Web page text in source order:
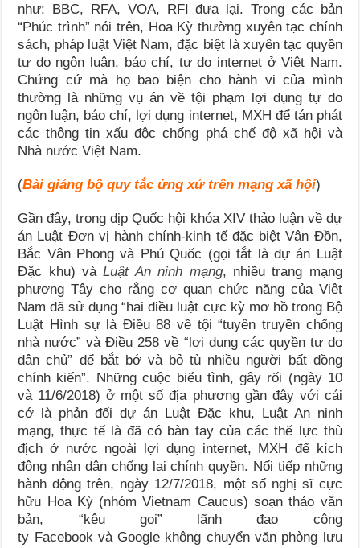
như: BBC, RFA, VOA, RFI đưa lại. Trong các bản
“Phúc trình” nói trên, Hoa Kỳ thường xuyên tạc chính
sách, pháp luật Việt Nam, đặc biệt là xuyên tạc quyền
tự do ngôn luận, báo chí, tự do internet ở Việt Nam.
Chứng cứ mà họ bao biện cho hành vi của mình
thường là những vụ án về tội phạm lợi dụng tự do
ngôn luận, báo chí, lợi dụng internet, MXH để tán phát
các thông tin xấu độc chống phá chế độ xã hội và
Nhà nước Việt Nam.
(Bài giảng bộ quy tắc ứng xử trên mạng xã hội)
Gần đây, trong dịp Quốc hội khóa XIV thảo luận về dự
án Luật Đơn vị hành chính-kinh tế đặc biệt Vân Đồn,
Bắc Vân Phong và Phú Quốc (gọi tắt là dự án Luật
Đặc khu) vàLuật An ninh mạng, nhiều trang mạng
phương Tây cho rằng cơ quan chức năng của Việt
Nam đã sử dụng “hai điều luật cực kỳ mơ hồ trong Bộ
Luật Hình sự là Điều 88 về tội “tuyên truyền chống
nhà nước” và Điều 258 về “lợi dụng các quyền tự do
dân chủ” để bắt bớ và bỏ tù nhiều người bất đồng
chính kiến”. Những cuộc biểu tình, gây rối (ngày 10
và 11/6/2018) ở một số địa phương gần đây với cái
cớ là phản đối dự án Luật Đặc khu, Luật An ninh
mạng, thực tế là đã có bàn tay của các thế lực thù
địch ở nước ngoài lợi dụng internet, MXH để kích
động nhân dân chống lại chính quyền. Nối tiếp những
hành động trên, ngày 12/7/2018, một số nghị sĩ cực
hữu Hoa Kỳ (nhóm Vietnam Caucus) soạn thảo văn
bản, “kêu gọi” lãnh đạo công
ty Facebook và Google không chuyển văn phòng lưu